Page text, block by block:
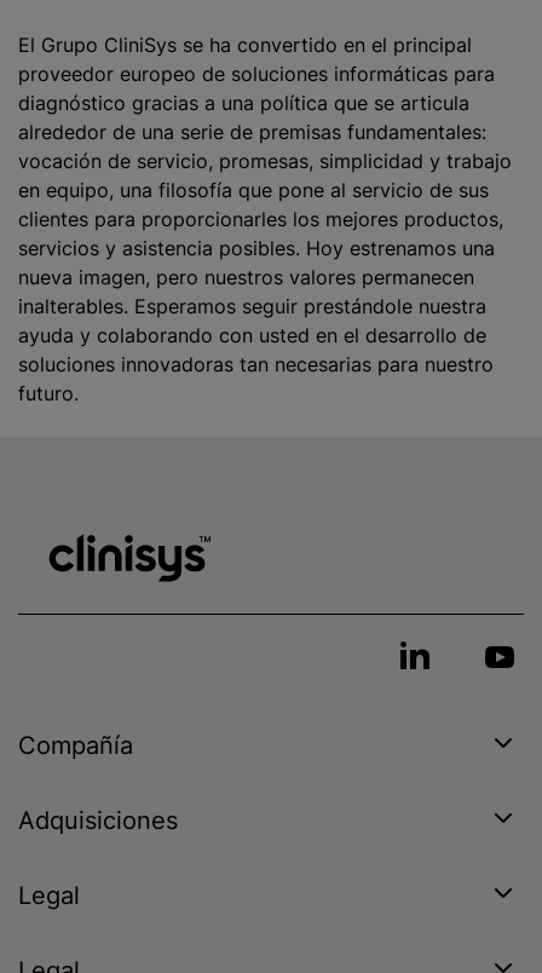
El Grupo CliniSys se ha convertido en el principal
proveedor europeo de soluciones informáticas para
diagnóstico gracias a una política que se articula
alrededor de una serie de premisas fundamentales:
vocación de servicio, promesas, simplicidad y trabajo
en equipo, una filosofía que pone al servicio de sus
clientes para proporcionarles los mejores productos,
servicios y asistencia posibles. Hoy estrenamos una
nueva imagen, pero nuestros valores permanecen
inalterables. Esperamos seguir prestándole nuestra
ayuda y colaborando con usted en el desarrollo de
soluciones innovadoras tan necesarias para nuestro
futuro.
Compañía
Adquisiciones
Legal